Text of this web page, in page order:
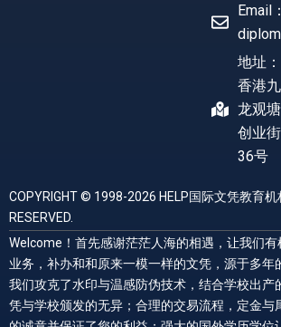
Email：
地址：
香港九
龙观塘
创业街
36号
COPYRIGHT © 1998-2026 HELP国际文凭教育机
RESERVED.
Welcome！首先感谢茫茫人海的相遇，让我们
业务，补办和和原来一模一样的文凭，源于多年
我们攻克了水印与温感防伪技术，结合学校出产
凭与学校颁发的无异；合理的交易流程，定金与